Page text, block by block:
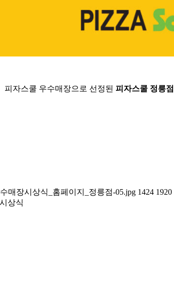
피자스쿨 우수매장으로 선정된 피자스쿨 정릉점
수매장시상식_홈페이지_정릉점-05.jpg 1424 1920
상식